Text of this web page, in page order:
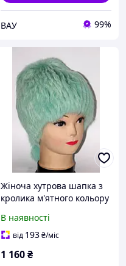
ВАУ 99%
Жіноча хутрова шапка з
кролика м'ятного кольору
В наявності
від 193₴/міс
1 160₴